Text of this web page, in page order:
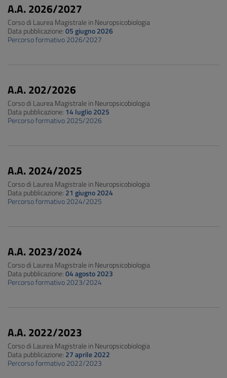
A.A. 2026/2027
Corso di Laurea Magistrale in Neuropsicobiologia
Data pubblicazione:05 giugno 2026
Percorso formativo 2026/2027
A.A. 202/2026
Corso di Laurea Magistrale in Neuropsicobiologia
Data pubblicazione: 14 luglio 2025
Percorso formativo 2025/2026
A.A. 2024/2025
Corso di Laurea Magistrale in Neuropsicobiologia
Data pubblicazione: 21 giugno 2024
Percorso formativo 2024/2025
A.A. 2023/2024
Corso di Laurea Magistrale in Neuropsicobiologia
Data pubblicazione:04 agosto 2023
Percorso formativo 2023/2024
A.A. 2022/2023
Corso di Laurea Magistrale in Neuropsicobiologia
Data pubblicazione: 27 aprile 2022
Percorso formativo 2022/2023